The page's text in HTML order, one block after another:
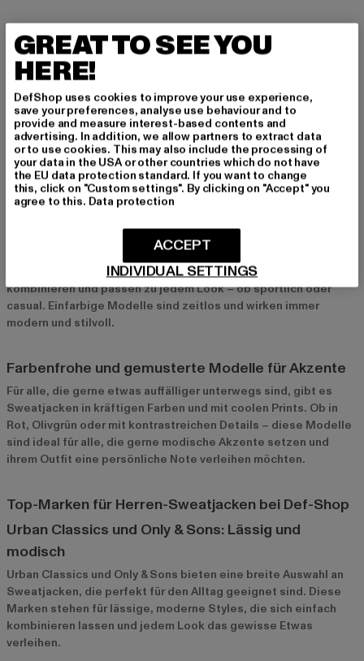
Ideal für Layering-Looks
Dank ihres Designs ist die Sweatjacke ein ideales Layering-
Teil. Trage sie über einem T-Shirt an kühlen Tagen oder als
immer gut vorbereitet und kannst dein Outfit flexibel anpassen.
Der Layering-Look mit einer Sweatjacke ist nicht nur praktisch,
sondern auch ein echter Hingucker.
Beliebte Farben und Designs bei Herren-
Sweatjacken
Klassische Farben wie Schwarz, Grau und Blau
Schwarz, Grau und Blau sind die Klassiker unter den Farben für
Herren-Sweatjacken. Diese Farben lassen sich leicht
kombinieren und passen zu jedem Look – ob sportlich oder
casual. Einfarbige Modelle sind zeitlos und wirken immer
modern und stilvoll.
Farbenfrohe und gemusterte Modelle für Akzente
Für alle, die gerne etwas auffälliger unterwegs sind, gibt es
Sweatjacken in kräftigen Farben und mit coolen Prints. Ob in
Rot, Olivgrün oder mit kontrastreichen Details – diese Modelle
sind ideal für alle, die gerne modische Akzente setzen und
ihrem Outfit eine persönliche Note verleihen möchten.
Top-Marken für Herren-Sweatjacken bei Def-Shop
Urban Classics und Only & Sons: Lässig und
modisch
Urban Classics und Only & Sons bieten eine breite Auswahl an
Sweatjacken, die perfekt für den Alltag geeignet sind. Diese
Marken stehen für lässige, moderne Styles, die sich einfach
kombinieren lassen und jedem Look das gewisse Etwas
verleihen.
GREAT TO SEE YOU
HERE!
DefShop uses cookies to improve your use experience,
save your preferences, analyse use behaviour and to
provide and measure interest-based contents and
advertising. In addition, we allow partners to extract data
or to use cookies. This may also include the processing of
your data in the USA or other countries which do not have
the EU data protection standard. If you want to change
this, click on "Custom settings". By clicking on "Accept" you
agree to this. Data protection
INDIVIDUAL SETTINGS
ACCEPT